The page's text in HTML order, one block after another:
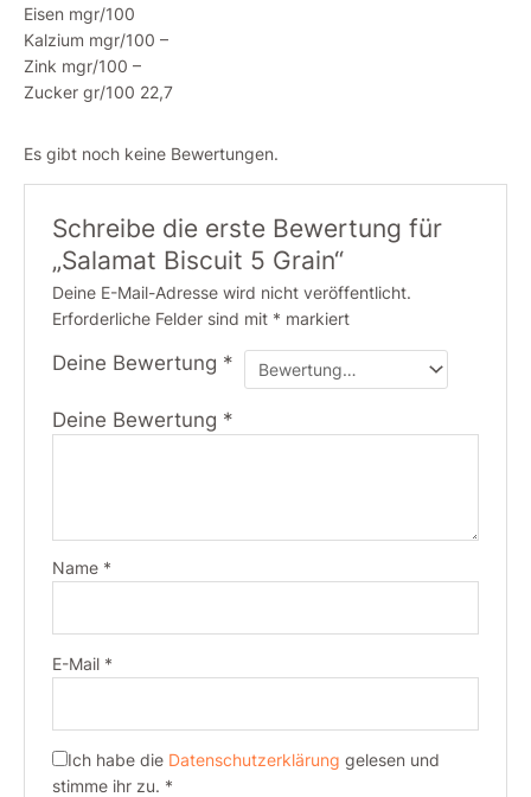
Eisen mgr/100
Kalzium mgr/100 –
Zink mgr/100 –
Zucker gr/100 22,7
Es gibt noch keine Bewertungen.
Schreibe die erste Bewertung für
„Salamat Biscuit 5 Grain“
Deine E-Mail-Adresse wird nicht veröffentlicht.
Erforderliche Felder sind mit * markiert
Deine Bewertung *
Deine Bewertung *
Name *
E-Mail *
Ich habe die Datenschutzerklärung gelesen und
stimme ihr zu. *